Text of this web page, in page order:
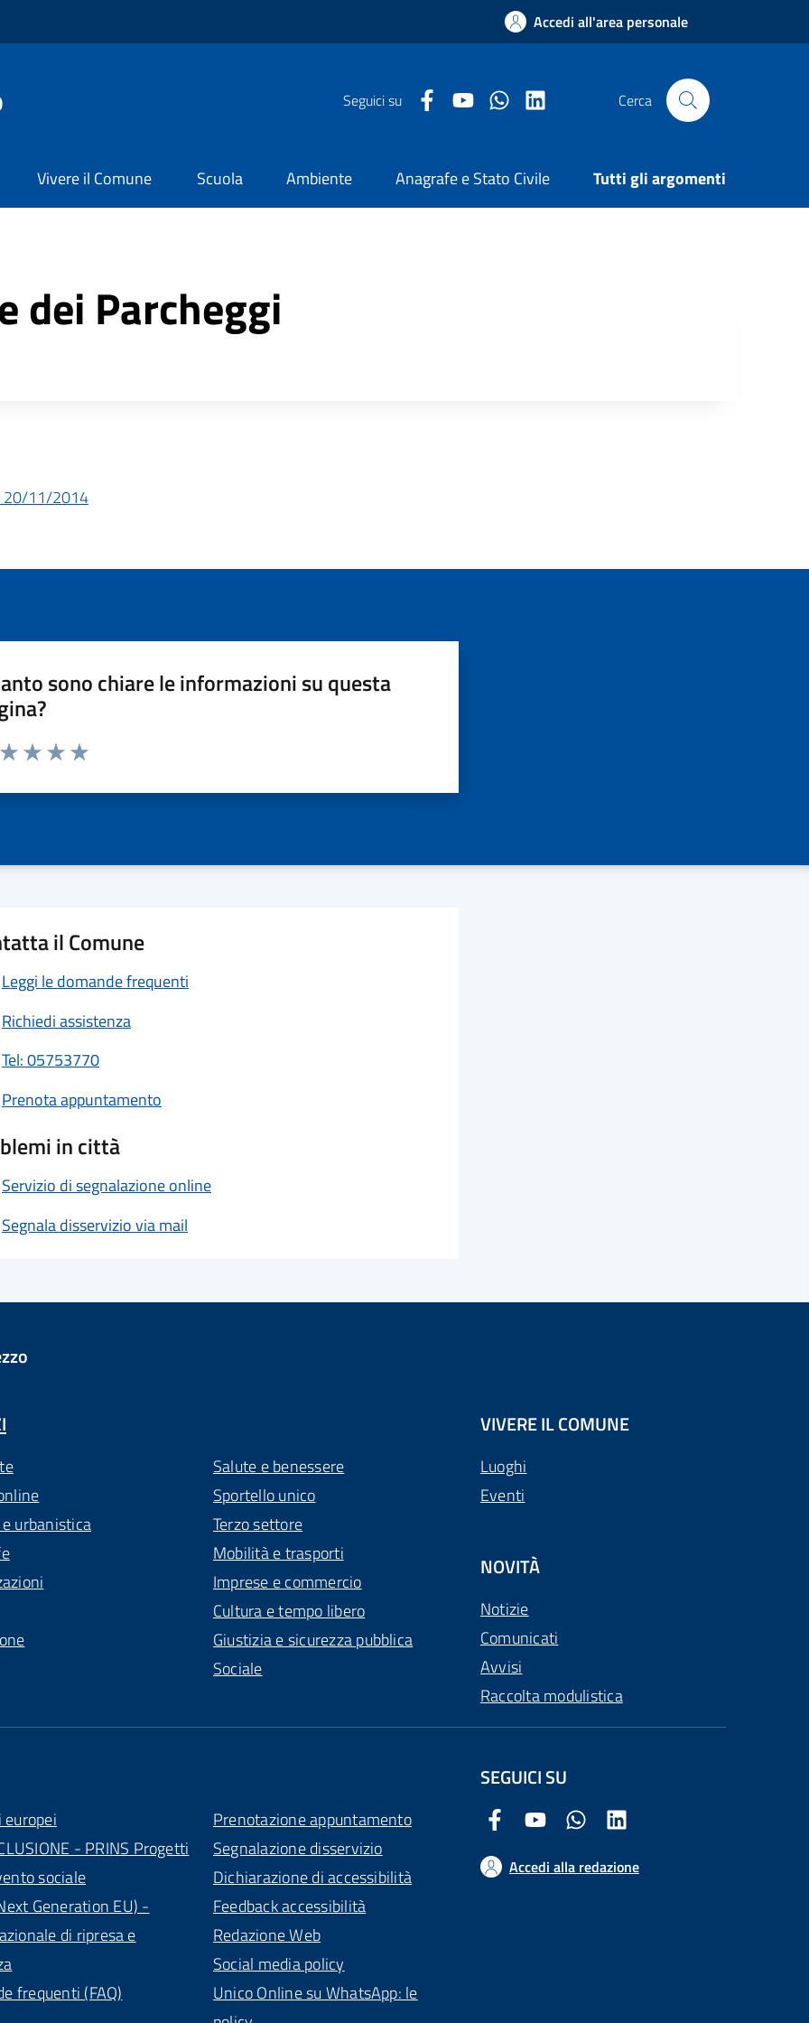
Accedi all'area personale
Seguici su Facebook Comune di Arezzo
Youtube Comune di Arezzo
Twitter Comune di Arezzo
LinkedIn Comune di Arezzo
Cerca
Vivere il Comune Scuola Ambiente Anagrafe e Stato Civile Tutti gli argomenti
dei Parcheggi
20/11/2014
sono chiare le informazioni su questa
da 1 a 5 stelle la pagina
il Comune
Leggi le domande frequenti
Richiedi assistenza
Tel: 05753770
Prenota appuntamento
in città
Servizio di segnalazione online
Segnala disservizio via mail
urbanistica
Salute e benessere
Sportello unico
Terzo settore
Mobilità e trasporti
Imprese e commercio
Cultura e tempo libero
Giustizia e sicurezza pubblica
Sociale
VIVERE IL COMUNE
Luoghi
Eventi
NOVITÀ
Notizie
Comunicati
Avvisi
Raccolta modulistica
- PRINS Progetti
sociale
Generation EU) -
di ripresa e
frequenti (FAQ)
Prenotazione appuntamento
Segnalazione disservizio
Dichiarazione di accessibilità
Feedback accessibilità
Redazione Web
Social media policy
Unico Online su WhatsApp: le
SEGUICI SU
Facebook Comune di Arezzo
Youtube Comune di Arezzo
Twitter Comune di Arezzo
Accedi alla redazione